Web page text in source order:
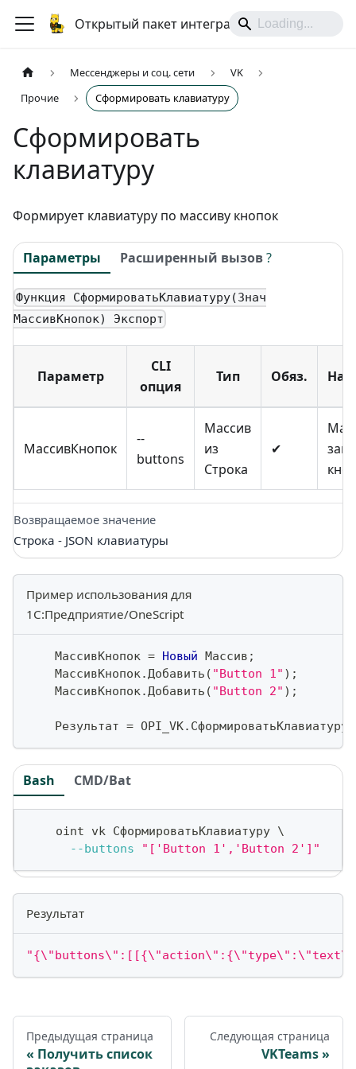
Открытый пакет интеграций
Мессенджеры и соц. сети
VK
Прочие
Сформировать клавиатуру
Сформировать
клавиатуру
Формирует клавиатуру по массиву кнопок
Параметры Расширенный вызов?
Функция СформироватьКлавиатуру(Знач
МассивКнопок) Экспорт
Параметр
CLI
опция
Тип Обяз.
МассивКнопок
--
buttons
Массив
из
Строка
✔
Возвращаемое значение
Строка - JSON клавиатуры
Пример использования для
1С:Предприятие/OneScript
    МассивКнопок
= Новый Массив ;
    МассивКнопок
.Добавить ( "Button 1" ) ;
    МассивКнопок
.Добавить ( "Button 2" ) ;
    Результат
= OPI_VK. СформироватьКлавиатуру
Bash CMD/Bat
    oint vk СформироватьКлавиатуру
\
--buttons
"['Button 1','Button 2']"
Результат
Предыдущая страница
Получить список
Следующая страница
VKTeams